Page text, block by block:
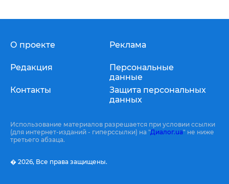
О проекте
Редакция
Контакты
Реклама
Персональные
данные
Защита персональных
данных
Использование материалов разрешается при условии ссылки
(для интернет-изданий - гиперссылки) на "Диалог.ua" не ниже
третьего абзаца.
� 2026, Все права защищены.